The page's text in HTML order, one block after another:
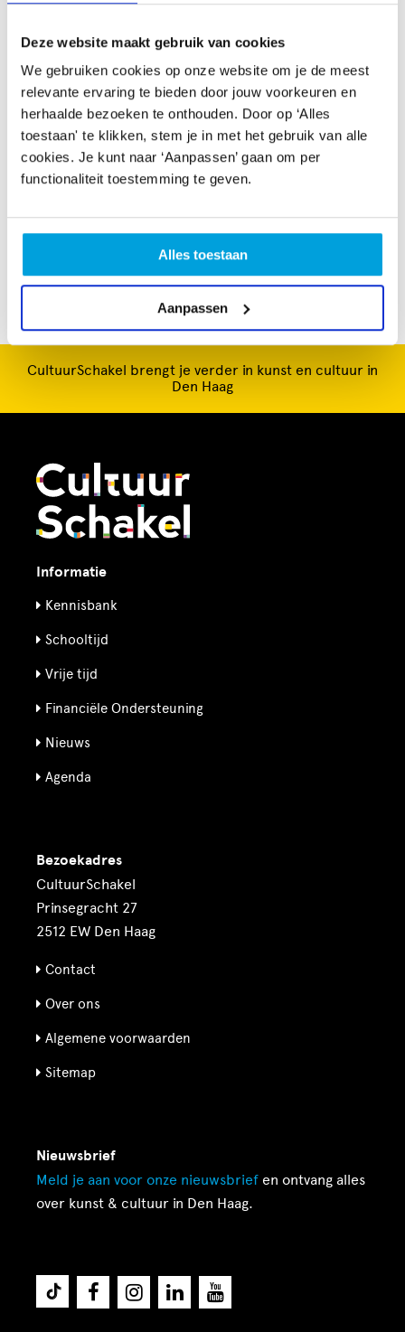
Deze website maakt gebruik van cookies
We gebruiken cookies op onze website om je de meest
relevante ervaring te bieden door jouw voorkeuren en
herhaalde bezoeken te onthouden. Door op ‘Alles
toestaan' te klikken, stem je in met het gebruik van alle
cookies. Je kunt naar ‘Aanpassen’ gaan om per
functionaliteit toestemming te geven.
Alles toestaan
Aanpassen
jazz tot Haagse rock. Er zit altijd wel iets tussen wat je
aanspreekt.
Nog nooit eerder een muziekinstrument in handen
gehad? Kom tijdens een repetitieavond langs en we
kijken samen wat het beste bij je past. Het Klein maar
Dapper orkest repeteert iedere woensdagavond in het
CultuurSchakel brengt je verder in kunst en cultuur in
Den Haag
Informatie
Kennisbank
Schooltijd
Vrije tijd
Financiële Ondersteuning
Nieuws
Agenda
Bezoekadres
CultuurSchakel
Prinsegracht 27
2512 EW Den Haag
Contact
Over ons
Algemene voorwaarden
Sitemap
Nieuwsbrief
Meld je aan voor onze nieuwsbrief en ontvang alles
over kunst & cultuur in Den Haag.